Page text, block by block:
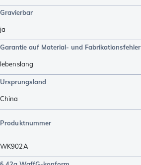
Gravierbar
ja
Garantie auf Material- und Fabrikationsfehler
lebenslang
Ursprungsland
China
Produktnummer
WK902A